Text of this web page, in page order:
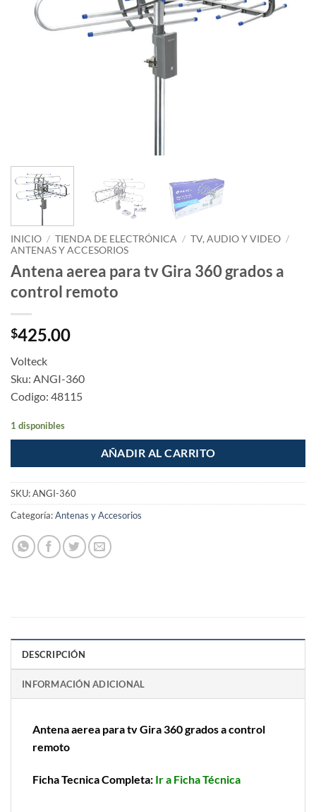
INICIO / TIENDA DE ELECTRÓNICA / TV, AUDIO Y VIDEO /
ANTENAS Y ACCESORIOS
Antena aerea para tv Gira 360 grados a
control remoto
$425.00
Volteck
Sku: ANGI-360
Codigo: 48115
1 disponibles
AÑADIR AL CARRITO
SKU:ANGI-360
Categoría:Antenas y Accesorios
DESCRIPCIÓN
INFORMACIÓN ADICIONAL
Antena aerea para tv Gira 360 grados a control
remoto
Ficha Tecnica Completa: Ir a Ficha Técnica